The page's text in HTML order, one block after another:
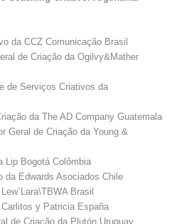
da CCZ Comunicação Brasil
de Criação da Ogilvy&Mather
de Serviços Criativos da
da The AD Company Guatemala
Geral de Criação da Young &
Lip Bogotá Colômbia
da Edwards Asociados Chile
Brasil
y Patricia España
de Criação da Plutón Uruguay